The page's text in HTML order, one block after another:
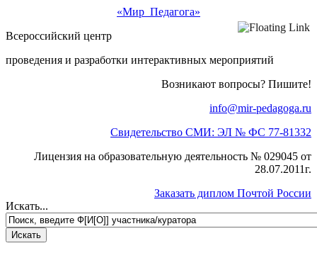
«Мир Педагога»
Всероссийский центр
проведения и разработки интерактивных мероприятий
Возникают вопросы? Пишите!
info@mir-pedagoga.ru
Свидетельство СМИ: ЭЛ № ФС 77-81332
Лицензия на образовательную деятельность № 029045 от
28.07.2011г.
Заказать диплом Почтой России
Искать...